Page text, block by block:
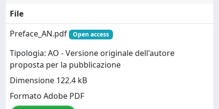
File
Preface_AN.pdf
Open access
Tipologia: AO - Versione originale dell'autore
proposta per la pubblicazione
Dimensione 122.4 kB
Formato Adobe PDF